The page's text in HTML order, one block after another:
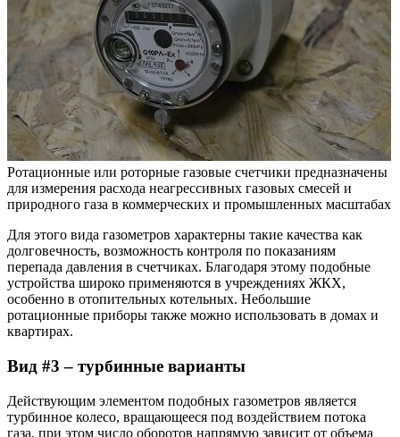
Ротационные или роторные газовые счетчики предназначены
для измерения расхода неагрессивных газовых смесей и
природного газа в коммерческих и промышленных масштабах
Для этого вида газометров характерны такие качества как
долговечность, возможность контроля по показаниям
перепада давления в счетчиках. Благодаря этому подобные
устройства широко применяются в учреждениях ЖКХ,
особенно в отопительных котельных. Небольшие
ротационные приборы также можно использовать в домах и
квартирах.
Вид #3 – турбинные варианты
Действующим элементом подобных газометров является
турбинное колесо, вращающееся под воздействием потока
газа, при этом число оборотов напрямую зависит от объема